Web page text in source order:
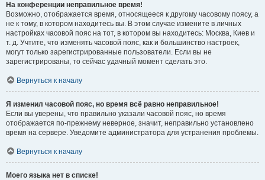
На конференции неправильное время!
Возможно, отображается время, относящееся к другому часовому поясу, а
не к тому, в котором находитесь вы. В этом случае измените в личных
настройках часовой пояс на тот, в котором вы находитесь: Москва, Киев и
т. д. Учтите, что изменять часовой пояс, как и большинство настроек,
могут только зарегистрированные пользователи. Если вы не
зарегистрированы, то сейчас удачный момент сделать это.
Вернуться к началу
Я изменил часовой пояс, но время всё равно неправильное!
Если вы уверены, что правильно указали часовой пояс, но время
отображается по-прежнему неверное, значит, неправильно установлено
время на сервере. Уведомите администратора для устранения проблемы.
Вернуться к началу
Моего языка нет в списке!